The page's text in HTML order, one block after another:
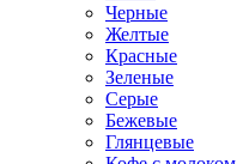
Черные
Желтые
Красные
Зеленые
Серые
Бежевые
Глянцевые